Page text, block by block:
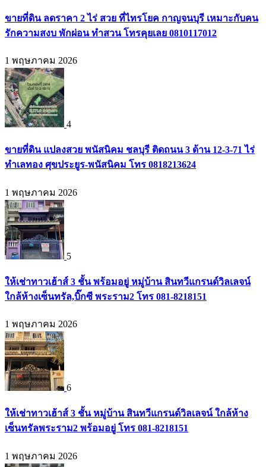
ขายที่ดิน ลดราคา 2 ไร่ สวย ที่ไทรโยค กาญจนบุรี เหมาะกับคน
รักความสงบ พักผ่อน ทำสวน โทรคุยเลย 0810117012
1 พฤษภาคม 2026
4
ขายที่ดิน แปลงสวย พนัสนิคม ชลบุรี ติดถนน 3 ด้าน 12-3-71 ไร่
ทำเลทอง ศุขประยูร-พนัสนิคม โทร 0818213624
1 พฤษภาคม 2026
5
ให้เช่าทาวเฮ้าส์ 3 ชั้น พร้อมอยู่ หมู่บ้าน สินทวีแกรนด์วิลเลจน์
ใกล้ห้างเซ็นทรัล,บิ๊กซี พระราม2 โทร 081-8218151
1 พฤษภาคม 2026
6
ให้เช่าทาวเฮ้าส์ 3 ชั้น หมู่บ้าน สินทวีแกรนด์วิลเลจน์ ใกล้ห้าง
เซ็นทรัลพระราม2 พร้อมอยู่ โทร 081-8218151
1 พฤษภาคม 2026